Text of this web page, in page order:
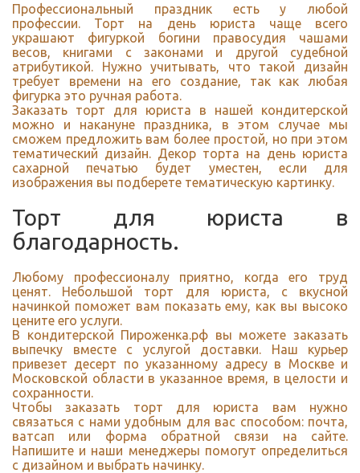
Профессиональный праздник есть у любой
профессии. Торт на день юриста чаще всего
украшают фигуркой богини правосудия чашами
весов, книгами с законами и другой судебной
атрибутикой. Нужно учитывать, что такой дизайн
требует времени на его создание, так как любая
фигурка это ручная работа.
Заказать торт для юриста в нашей кондитерской
можно и накануне праздника, в этом случае мы
сможем предложить вам более простой, но при этом
тематический дизайн. Декор торта на день юриста
сахарной печатью будет уместен, если для
изображения вы подберете тематическую картинку.
Торт для юриста в
благодарность.
Любому профессионалу приятно, когда его труд
ценят. Небольшой торт для юриста, с вкусной
начинкой поможет вам показать ему, как вы высоко
цените его услуги.
В кондитерской Пироженка.рф вы можете заказать
выпечку вместе с услугой доставки. Наш курьер
привезет десерт по указанному адресу в Москве и
Московской области в указанное время, в целости и
сохранности.
Чтобы заказать торт для юриста вам нужно
связаться с нами удобным для вас способом: почта,
ватсап или форма обратной связи на сайте.
Напишите и наши менеджеры помогут определиться
с дизайном и выбрать начинку.